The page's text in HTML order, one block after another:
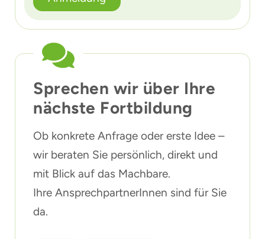
Sprechen wir über Ihre
nächste Fortbildung
Ob konkrete Anfrage oder erste Idee –
wir beraten Sie persönlich, direkt und
mit Blick auf das Machbare.
Ihre AnsprechpartnerInnen sind für Sie
da.